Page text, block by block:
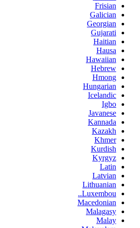
Frisian
Galician
Georgian
Gujarati
Haitian
Hausa
Hawaiian
Hebrew
Hmong
Hungarian
Icelandic
Igbo
Javanese
Kannada
Kazakh
Khmer
Kurdish
Kyrgyz
Latin
Latvian
Lithuanian
Luxembou..
Macedonian
Malagasy
Malay